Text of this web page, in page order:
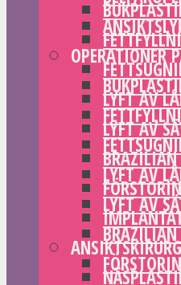
LYFT AV
LYFT AV
OPERATIONER
LYFT AV
LYFT AV